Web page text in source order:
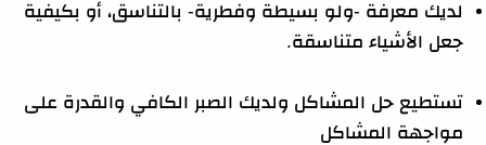
لديك معرفة -ولو بسيطة وفطرية- بالتناسق، أو بكيفية
جعل الأشياء متناسقة.
تستطيع حل المشاكل ولديك الصبر الكافي والقدرة على
مواجهة المشاكل